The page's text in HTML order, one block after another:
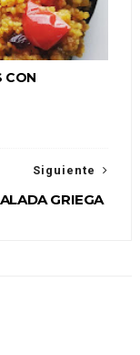
CON
Siguiente
GRIEGA